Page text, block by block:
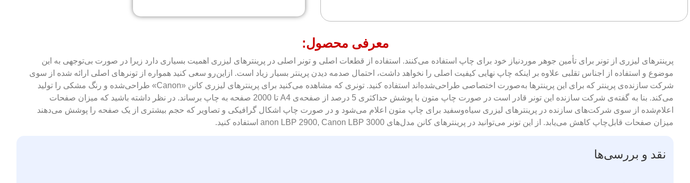
معرفی محصول:
پرینترهای لیزری از تونر برای تأمین جوهر موردنیاز خود برای چاپ استفاده می‌کنند. استفاده از قطعات اصلی و تونر اصلی در پرینترهای لیزری اهمیت بسیاری دارد زیرا در صورت بی‌توجهی به این
موضوع و استفاده از اجناس تقلبی علاوه بر اینکه چاپ نهایی کیفیت اصلی را نخواهد داشت، احتمال صدمه دیدن پرینتر بسیار زیاد است. ازاین‌رو سعی کنید همواره از تونرهای اصلی ارائه شده از سوی
شرکت سازنده‌ی پرینتر که برای این پرینترها به‌صورت اختصاصی طراحی‌شده‌اند استفاده کنید. تونری که مشاهده می‌کنید برای پرینترهای لیزری کانن «Canon» طراحی‌شده و رنگ مشکی را تولید
می‌کند. بنا به گفته‌ی شرکت سازنده این تونر قادر است در صورت چاپ متون با پوشش حداکثری 5 درصد از صفحه‌ی A4 تا 2000 صفحه به چاپ برساند. در نظر داشته باشید که میزان صفحات
اعلام‌شده از سوی شرکت‌های سازنده در پرینترهای لیزری سیاه‌وسفید برای چاپ متون اعلام می‌شود و در صورت چاپ اشکال گرافیکی و تصاویر که حجم بیشتری از یک صفحه را پوشش می‌دهند
میزان صفحات قابل‌چاپ کاهش می‌یابد. از این تونر می‌توانید در پرینترهای کانن مدل‌های anon LBP 2900, Canon LBP 3000 استفاده کنید.
نقد و بررسی‌ها